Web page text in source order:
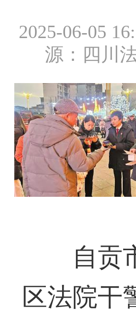
2025-06-05
源：四川
自贡
区法院干